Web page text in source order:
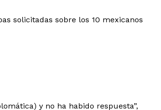
solicitadas sobre los 10 mexicanos
y no ha habido respuesta”,